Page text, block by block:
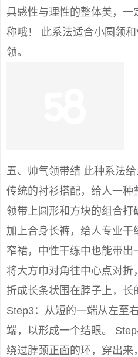
具感性与理性的整体美，
称哦！ 此系法适合小圆领
领。
五、帅气领带结 此种系法
传统的衬衫搭配，给人一种
领带上圆形和方块的组合
加上合身长裤，给人专业
窄裙，中性干练中也能带出
将大方巾对角往中心点对
折成长条状围在脖子上，长
Step3：从短的一端从左至
端，以形成一个结眼。
绕过脖颈正面的环，穿出来